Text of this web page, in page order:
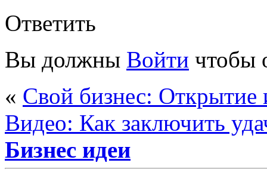
Ответить
Вы должны Войти чтобы
« Свой бизнес: Открытие
Видео: Как заключить
Бизнес идеи